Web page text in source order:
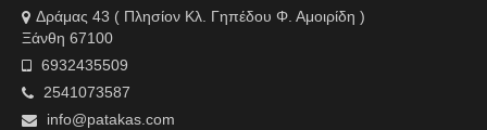
Δράμας 43 ( Πλησίον Κλ. Γηπέδου Φ. Αμοιρίδη )
Ξάνθη 67100
6932435509
2541073587
info@patakas.com